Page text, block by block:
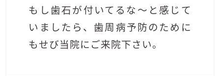
もし歯石が付いてるな〜と感じて
いましたら、歯周病予防のために
もせび当院にご来院下さい。